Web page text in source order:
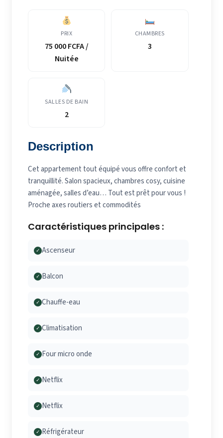
PRIX
75 000 FCFA /
Nuitée
CHAMBRES
3
SALLES DE BAIN
2
Description
Cet appartement tout équipé vous offre confort et
tranquillité. Salon spacieux, chambres cosy, cuisine
aménagée, salles d’eau… Tout est prêt pour vous !
Proche axes routiers et commodités
Caractéristiques principales :
✓ Ascenseur
✓ Balcon
✓ Chauffe-eau
✓ Climatisation
✓ Four micro onde
✓ Netflix
✓ Netflix
✓ Réfrigérateur